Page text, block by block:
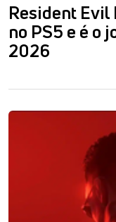
Resident
no PS5 e é o
2026